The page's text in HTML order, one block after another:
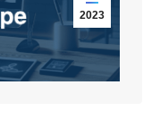
2023